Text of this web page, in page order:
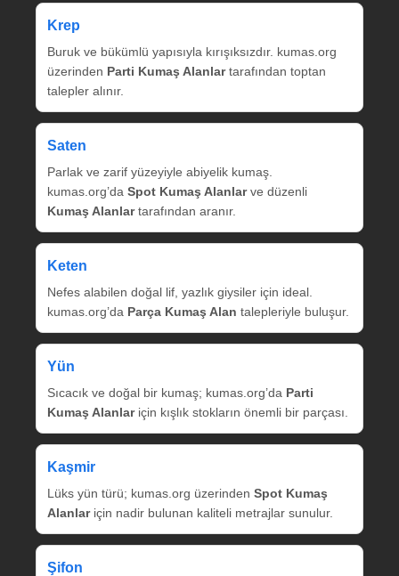
Krep
Buruk ve bükümlü yapısıyla kırışıksızdır. kumas.org
üzerinden Parti Kumaş Alanlartarafından toptan
talepler alınır.
Saten
Parlak ve zarif yüzeyiyle abiyelik kumaş.
kumas.org’da Spot Kumaş Alanlarve düzenli
Kumaş Alanlartarafından aranır.
Keten
Nefes alabilen doğal lif, yazlık giysiler için ideal.
kumas.org’da Parça Kumaş Alan talepleriyle buluşur.
Yün
Sıcacık ve doğal bir kumaş; kumas.org’da Parti
Kumaş Alanlariçin kışlık stokların önemli bir parçası.
Kaşmir
Lüks yün türü; kumas.org üzerinden Spot Kumaş
Alanlariçin nadir bulunan kaliteli metrajlar sunulur.
Şifon